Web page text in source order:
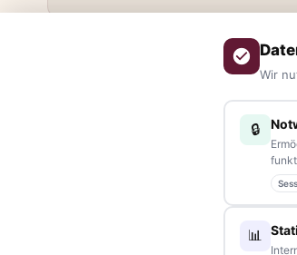
Das Nachrichtenportal für
aus allen Regionen, Städten und
– immer aktuell, immer
Wir
🔒
📊